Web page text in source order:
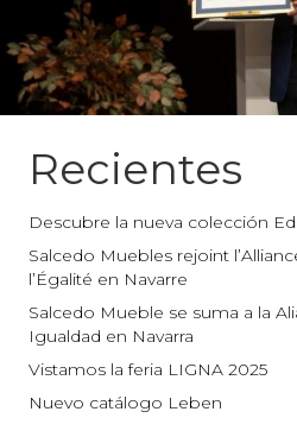
Recientes
Descubre la nueva colección
Salcedo Muebles rejoint
l’Égalité en Navarre
Salcedo Mueble se suma a la
Igualdad en Navarra
Vistamos la feria LIGNA 2025
Nuevo catálogo Leben